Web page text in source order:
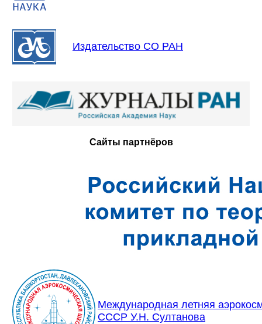
Издательство СО РАН
Сайты партнёров
Международная летняя
СССР У.Н. Султанова